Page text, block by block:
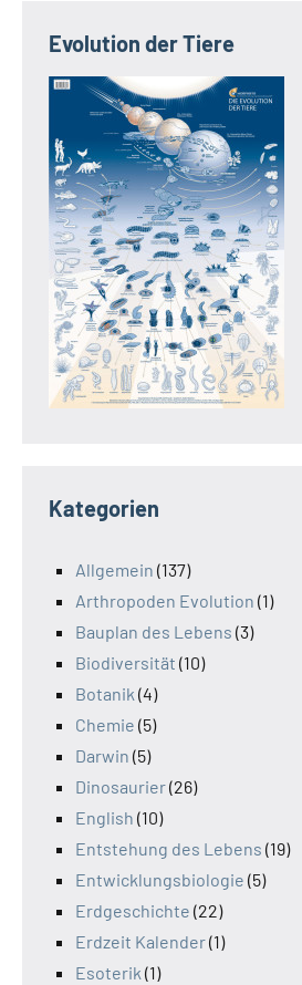
Evolution der Tiere
Kategorien
Allgemein (137)
Arthropoden Evolution (1)
Bauplan des Lebens (3)
Biodiversität (10)
Botanik (4)
Chemie (5)
Darwin (5)
Dinosaurier(26)
English (10)
Entstehung des Lebens (19)
Entwicklungsbiologie (5)
Erdgeschichte (22)
Erdzeit Kalender(1)
Esoterik (1)